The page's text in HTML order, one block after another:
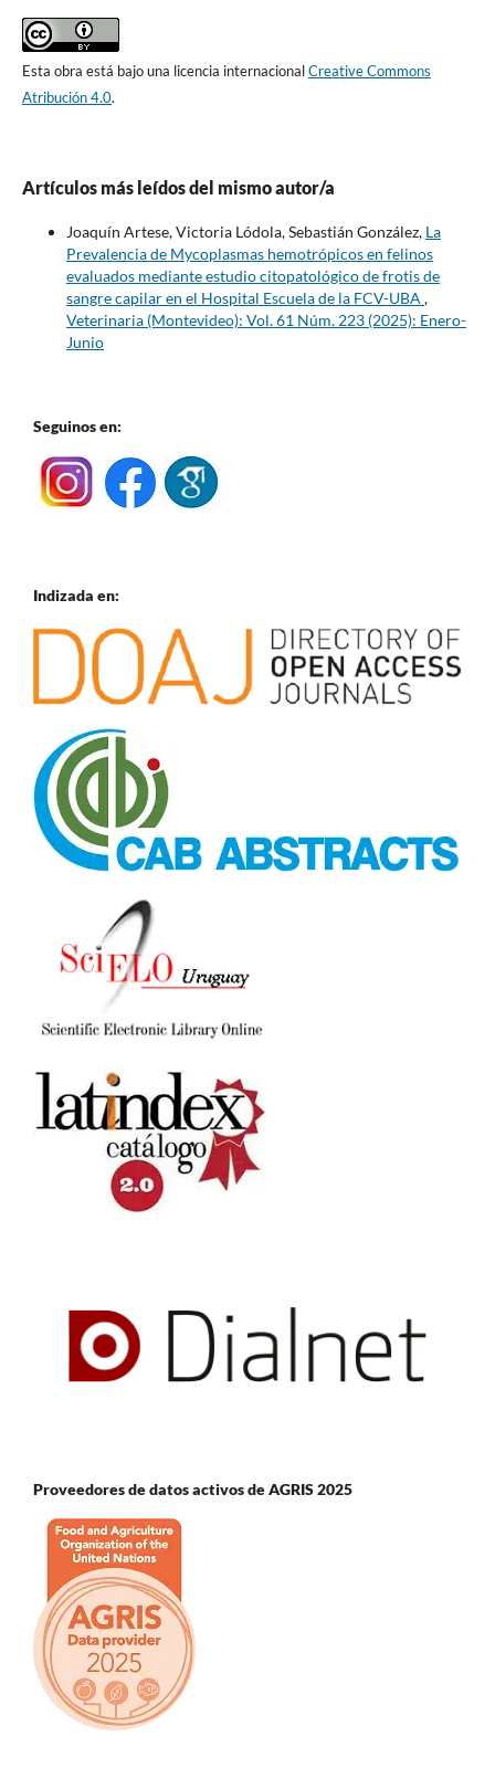
Esta obra está bajo una licencia internacionalCreative Commons
Atribución 4.0.
Artículos más leídos del mismo autor/a
Joaquín Artese, Victoria Lódola, Sebastián González, La
Prevalencia de Mycoplasmas hemotrópicos en felinos
evaluados mediante estudio citopatológico de frotis de
sangre capilar en el Hospital Escuela de la FCV-UBA,
Veterinaria (Montevideo): Vol. 61 Núm. 223 (2025): Enero-
Junio
Seguinos en:
Indizada en:
Proveedores de datos activos de AGRIS 2025